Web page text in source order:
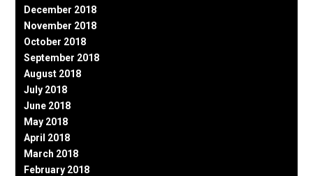
December 2018
November 2018
October 2018
September 2018
August 2018
July 2018
June 2018
May 2018
April 2018
March 2018
February 2018